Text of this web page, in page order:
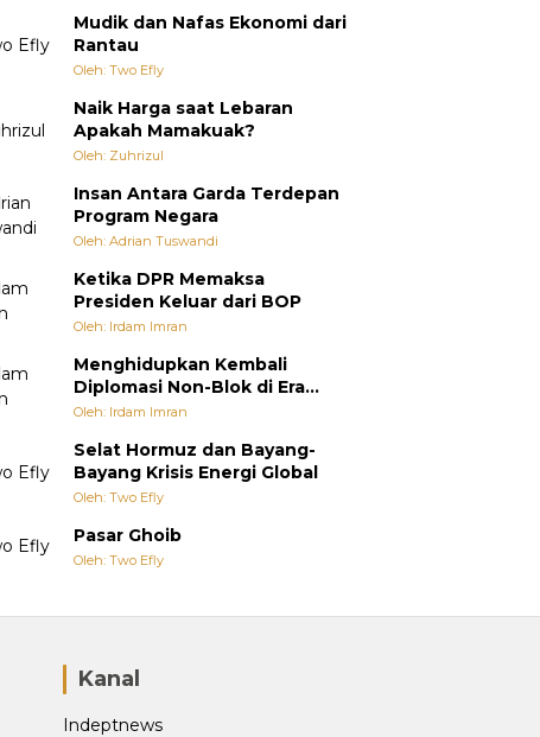
Mudik dan Nafas Ekonomi dari
Rantau
Oleh: Two Efly
Naik Harga saat Lebaran
Apakah Mamakuak?
Oleh: Zuhrizul
Insan Antara Garda Terdepan
Program Negara
Oleh: Adrian Tuswandi
Ketika DPR Memaksa
Presiden Keluar dari BOP
Oleh: Irdam Imran
Menghidupkan Kembali
Diplomasi Non-Blok di Era
Multipolar
Oleh: Irdam Imran
Selat Hormuz dan Bayang-
Bayang Krisis Energi Global
Oleh: Two Efly
Pasar Ghoib
Oleh: Two Efly
Kanal
Indeptnews